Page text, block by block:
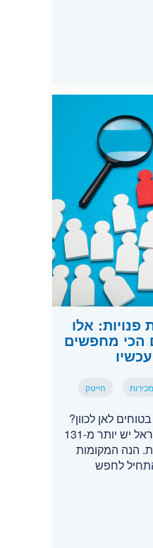
פנויות: אלו
הכי מחפשים
מכירות הייטק
לאן לכוון?
לפי נתוני הלמ"ס, בישראל יש יותר מ-131
הנה המקומות
לחפש